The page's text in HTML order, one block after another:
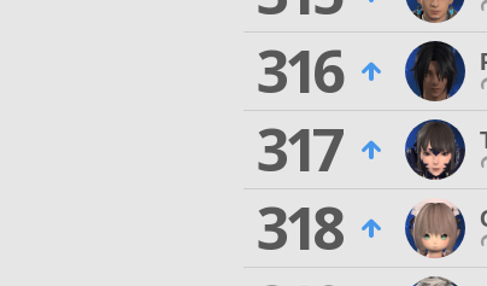
316
317
318